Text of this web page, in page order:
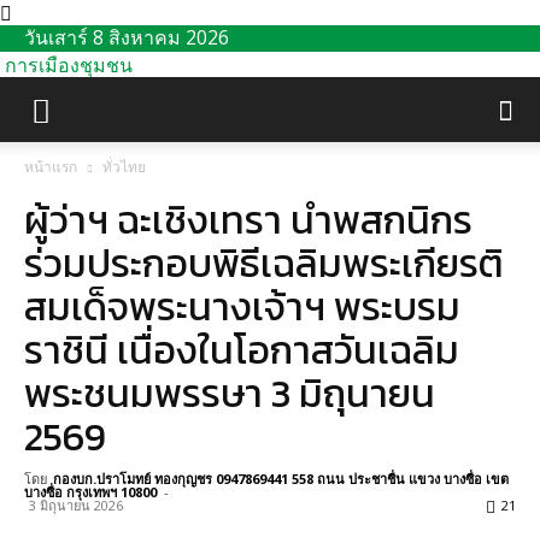
วันเสาร์ 8 สิงหาคม 2026
การเมืองชุมชน
หน้าแรก ทั่วไทย
ผู้ว่าฯ ฉะเชิงเทรา นำพสกนิกร
ร่วมประกอบพิธีเฉลิมพระเกียรติ
สมเด็จพระนางเจ้าฯ พระบรม
ราชินี เนื่องในโอกาสวันเฉลิม
พระชนมพรรษา 3 มิถุนายน
2569
โดย กองบก.ปราโมทย์ ทองกุญชร 0947869441 558 ถนน ประชาชื่น แขวง บางซื่อ เขต
บางซื่อ กรุงเทพฯ 10800 -
3 มิถุนายน 2026 21